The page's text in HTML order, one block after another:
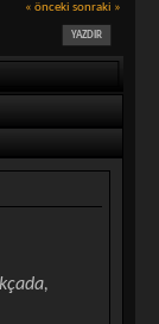
« önceki sonraki »
YAZDIR